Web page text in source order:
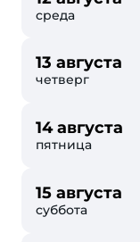
среда
13 августа
четверг
14 августа
пятница
15 августа
суббота